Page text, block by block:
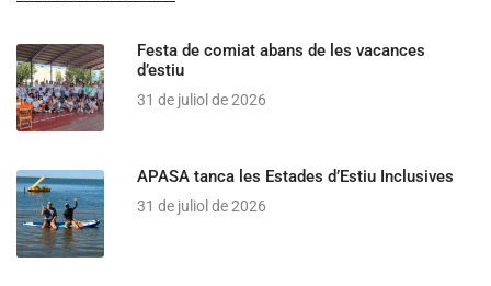
Festa de comiat abans de les vacances
d’estiu
31 de juliol de 2026
APASA tanca les Estades d’Estiu Inclusives
31 de juliol de 2026